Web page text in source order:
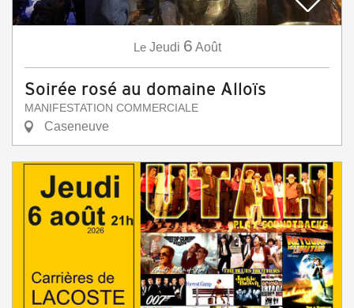
Le Jeudi 6 Août
Soirée rosé au domaine Alloïs
MANIFESTATION COMMERCIALE
Caseneuve